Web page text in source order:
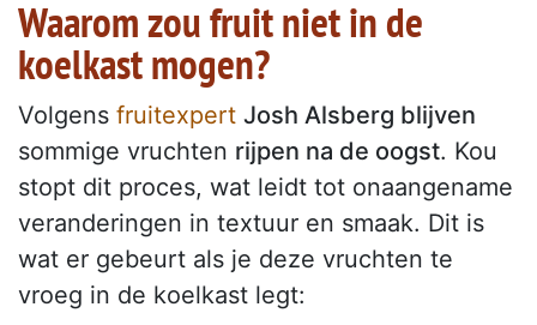
Waarom zou fruit niet in de
koelkast mogen?
Volgens fruitexpert Josh Alsberg blijven
sommige vruchten rijpen na de oogst. Kou
stopt dit proces, wat leidt tot onaangename
veranderingen in textuur en smaak. Dit is
wat er gebeurt als je deze vruchten te
vroeg in de koelkast legt: